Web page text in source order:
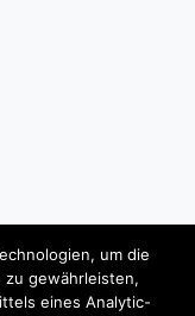
um die
gewährleisten,
eines Analytic-